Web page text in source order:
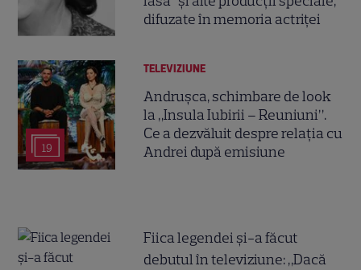
difuzate în memoria actriței
19
TELEVIZIUNE
Andrușca, schimbare de look
la „Insula Iubirii – Reuniuni”.
Ce a dezvăluit despre relația cu
Andrei după emisiune
Fiica legendei și-a făcut
debutul în televiziune: „Dacă